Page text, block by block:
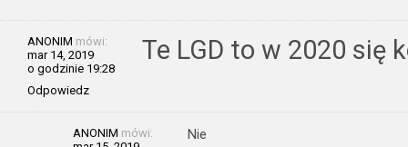
ANONIM mówi:
mar 14, 2019
o godzinie 19:28
Odpowiedz
Te LGD to w 2020 się
ANONIM mówi:
Nie